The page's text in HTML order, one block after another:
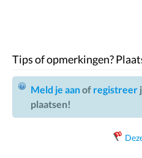
Tips of opmerkingen?
Meld je aanof registreer
plaatsen!